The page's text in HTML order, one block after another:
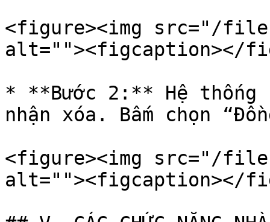
<figure><img src="/files/
alt=""><figcaption></
* **Bước 2:** Hệ
nhận xóa. Bấm chọn
<figure><img src="/files/
alt=""><figcaption></